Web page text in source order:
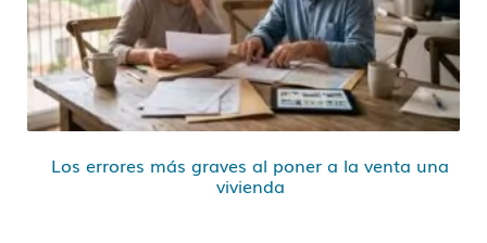
Los errores más graves al poner a la venta una
vivienda